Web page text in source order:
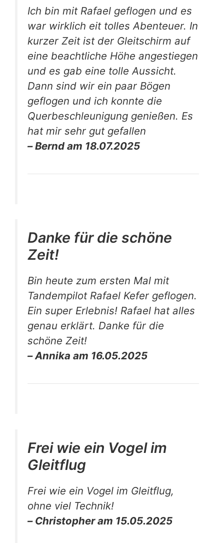
Ich bin mit Rafael geflogen und es
war wirklich eit tolles Abenteuer. In
kurzer Zeit ist der Gleitschirm auf
eine beachtliche Höhe angestiegen
und es gab eine tolle Aussicht.
Dann sind wir ein paar Bögen
geflogen und ich konnte die
Querbeschleunigung genießen. Es
hat mir sehr gut gefallen
– Bernd am 18.07.2025
Danke für die schöne
Zeit!
Bin heute zum ersten Mal mit
Tandempilot Rafael Kefer geflogen.
Ein super Erlebnis! Rafael hat alles
genau erklärt. Danke für die
schöne Zeit!
– Annika am 16.05.2025
Frei wie ein Vogel im
Gleitflug
Frei wie ein Vogel im Gleitflug,
ohne viel Technik!
– Christopher am 15.05.2025